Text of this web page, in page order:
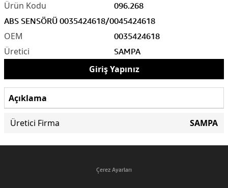
096.268
0035424618
ABS SENSÖRÜ 0035424618/0045424618
SAMPA
Giriş Yapınız
Açıklama
Üretici Firma SAMPA
Çerez Ayarları